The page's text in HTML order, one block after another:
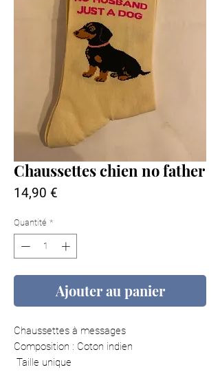
Chaussettes chien no father
14,90 €
Quantité *
Ajouter au panier
Chaussettes à messages
Composition : Coton indien
Taille unique